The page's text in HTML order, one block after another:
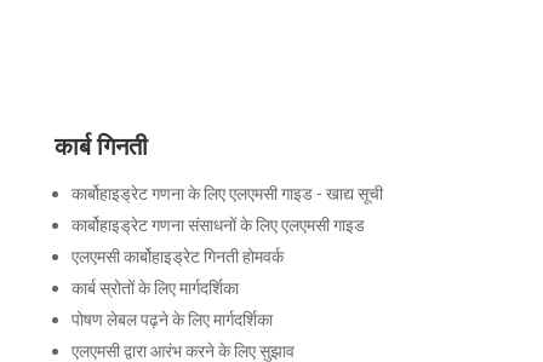
कार्ब गिनती
कार्बोहाइड्रेट गणना के लिए एलएमसी गाइड - खाद्य सूची
कार्बोहाइड्रेट गणना संसाधनों के लिए एलएमसी गाइड
एलएमसी कार्बोहाइड्रेट गिनती होमवर्क
कार्ब स्रोतों के लिए मार्गदर्शिका
पोषण लेबल पढ़ने के लिए मार्गदर्शिका
एलएमसी द्वारा आरंभ करने के लिए सुझाव